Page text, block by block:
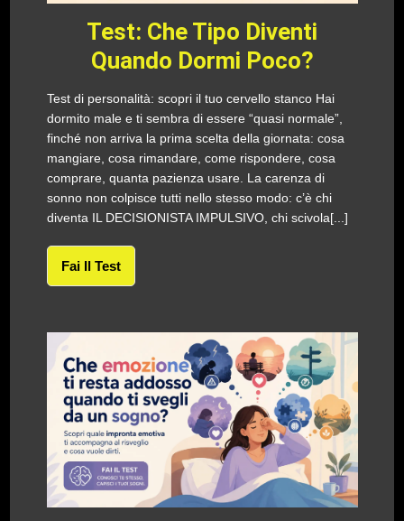
Test: Che Tipo Diventi
Quando Dormi Poco?
Test di personalità: scopri il tuo cervello stanco Hai
dormito male e ti sembra di essere “quasi normale”,
finché non arriva la prima scelta della giornata: cosa
mangiare, cosa rimandare, come rispondere, cosa
comprare, quanta pazienza usare. La carenza di
sonno non colpisce tutti nello stesso modo: c’è chi
diventa IL DECISIONISTA IMPULSIVO, chi scivola[...]
Fai Il Test